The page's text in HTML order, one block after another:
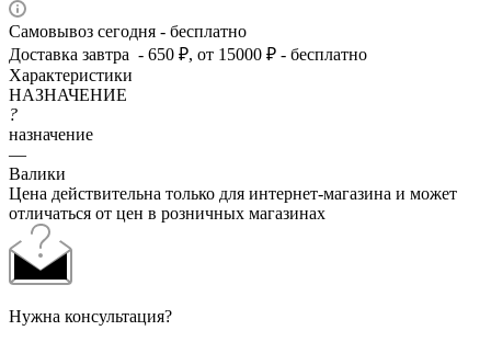
Самовывоз сегодня - бесплатно
Доставка завтра - 650 ₽, от 15000 ₽ - бесплатно
Характеристики
НАЗНАЧЕНИЕ
?
назначение
—
Валики
Цена действительна только для интернет-магазина и может
отличаться от цен в розничных магазинах
Нужна консультация?